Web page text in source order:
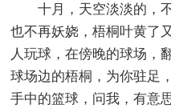
十月，天空淡淡的，
也不再妖娆，梧桐叶黄了
人玩球，在傍晚的球场，
球场边的梧桐，为你驻足
手中的篮球，问我，有意